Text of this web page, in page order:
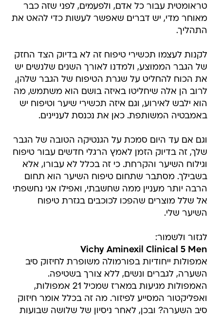
טראומטית עבור כל אדם, ולפעמים, לפני שזה כבר
מאוחר מדי, יש דברים שאפשר לעשות כדי להאט את
התהליך.
לקנות לעצמו תכשירי טיפוח זה לא בדיוק הצד החזק
של הגבר הממוצע, ולמדנו לאורך השנים שלנשים יש
את הכוח להחליט על שגרת הטיפוח של הגבר שלהן,
לרוב הן אלה שיחליטו באיזה בושם הוא משתמש, מה
הוא ילבש לאירוע, וגם איזה תכשירי שיער וטיפוח יש
באמבטיה המשותפת. כאן את נכנסת לעניינים.
וגם אם עד היום סמכת על הגנטיקה הטובה של הגבר
שלך, זה בדיוק הזמן לאמץ הרגלי חדשים עבור טיפוח
וגילוח השיער והקרחת. כי זה בכלל לא עבורו, אלא
בשבילך. מסתבר שתחום טיפוח השיער הוא תחום
הרבה יותר מעניין ממה שחשבתי, ואפילו אני נחשפתי
אל שלל מוצרים שהפכו לכוכבים בגזרת טיפוח
השיער שלי.
לגזור ולשמור:
Vichy Aminexil Clinical 5 Men
אמפולות ייחודיות בפורמולה משופרת לחיזוק סיב
השערה, לגברים ונשים, ללא צורך בשטיפה.
האמפולות מגיעות במארז שמכיל 21 אמפולות,
ואפליקטור המסייע לפיזור. מה זה בכלל אומר חיזוק
סיב השערה? ובכן, לאחר ניסיון של שלושה שבועות